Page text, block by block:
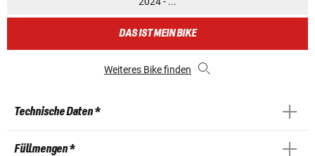
DAS IST MEIN BIKE
Weiteres Bike finden
Technische Daten *
Füllmengen *